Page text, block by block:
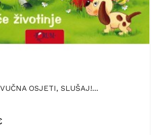
OSJETI, SLUŠAJ!...